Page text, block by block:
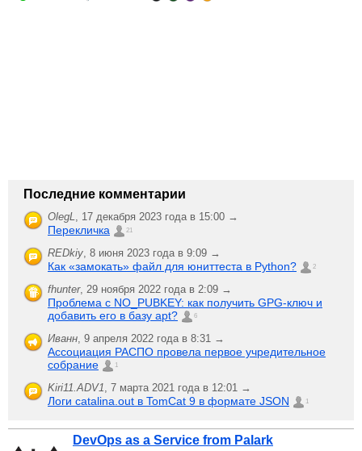
Последние комментарии
OlegL, 17 декабря 2023 года в 15:00 →
Перекличка 21
REDkiy, 8 июня 2023 года в 9:09 →
Как «замокать» файл для юниттеста в Python? 2
fhunter, 29 ноября 2022 года в 2:09 →
Проблема с NO_PUBKEY: как получить GPG-ключ и
добавить его в базу apt?
6
Иванн, 9 апреля 2022 года в 8:31 →
Ассоциация РАСПО провела первое учредительное
собрание
1
Kiri11.ADV1, 7 марта 2021 года в 12:01 →
Логи catalina.out в TomCat 9 в формате JSON 1
DevOps as a Service from Palark